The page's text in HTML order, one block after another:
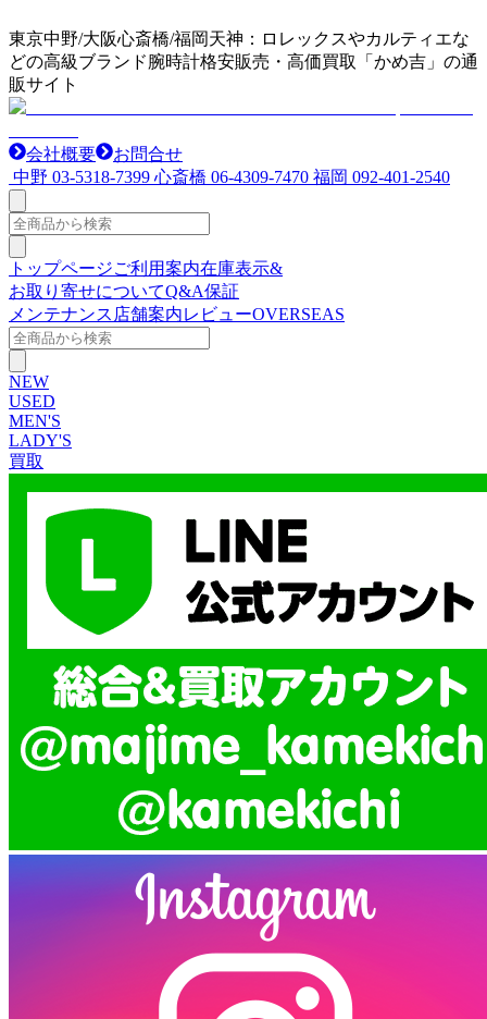
東京中野/大阪心斎橋/福岡天神：ロレックスやカルティエな
どの高級ブランド腕時計格安販売・高価買取「かめ吉」の通
販サイト
会社概要
お問合せ
中野 03-5318-7399 心斎橋 06-4309-7470 福岡 092-401-2540
トップページご利用案内在庫表示&
お取り寄せについてQ&A保証
メンテナンス 店舗案内レビューOVERSEAS
NEW
USED
MEN'S
LADY'S
買取